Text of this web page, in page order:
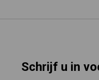
Schrijf u in